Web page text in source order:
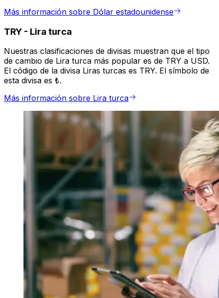
Más información sobre Dólar estadounidense
TRY - Lira turca
Nuestras clasificaciones de divisas muestran que el tipo
de cambio de Lira turca más popular es de TRY a USD.
El código de la divisa Liras turcas es TRY. El símbolo de
esta divisa es ₺.
Más información sobre Lira turca